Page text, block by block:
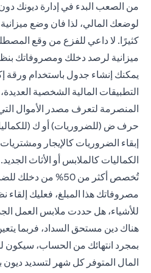
من الصعب البدء في إدارة ديونك
لوضعك المالي، لذا فان وضع
كثيرًا. لا داعي للفزع من وقع
ميزانية لرصد دخلك ومصروفاتك
يمكنك إنشاء جدول باستخدام
التطبيقات المالية الشخصية
المنصرمة لتعرف مصدر الأموال التي
حرف ض (للضروريات) أو ك
إبقاء الضروريات كالإيجار
الكماليات كالملابس أو الأثاث
تُخصص أكثر من 50% من
مصروفاتك هذا المبلغ، فعليك
للأشياء، هل حددت ملابس العمل
هناك دين مستحق السداد، فربما
بمجرد انتهائك من الحساب، سيكون
المال المتوفر كل شهر لتسديد ديون